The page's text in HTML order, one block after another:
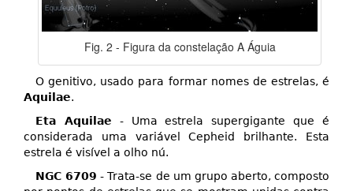
Fig. 2 - Figura da constelação A Águia
O genitivo, usado para formar nomes de estrelas, é
Aquilae.
Eta Aquilae - Uma estrela supergigante que é
considerada uma variável Cepheid brilhante. Esta
estrela é visível a olho nú.
NGC 6709 - Trata-se de um grupo aberto, composto